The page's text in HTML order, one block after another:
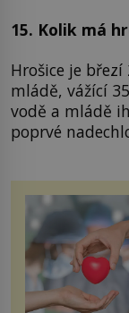
15. Kolik má
Hrošice je
mládě, vážící
vodě a mládě
poprvé